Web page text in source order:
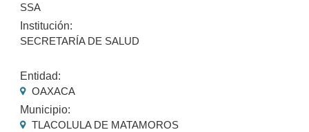
SSA
Institución:
SECRETARÍA DE SALUD
Entidad:
OAXACA
Municipio:
TLACOLULA DE MATAMOROS